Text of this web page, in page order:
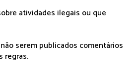
atividades ilegais ou que
serem publicados comentários
regras.